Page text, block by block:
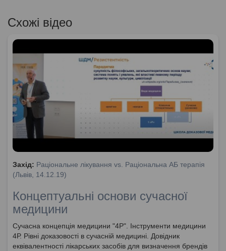
Схожі відео
Захід: Раціональне лікування vs. Раціональна АБ терапія
(Львів, 14.12.19)
Концептуальні основи сучасної
медицини
Сучасна концепція медицини "4Р". Інструменти медицини
4Р. Рівні доказовості в сучасній медицині. Довідник
еквівалентності лікарських засобів для визначення брендів